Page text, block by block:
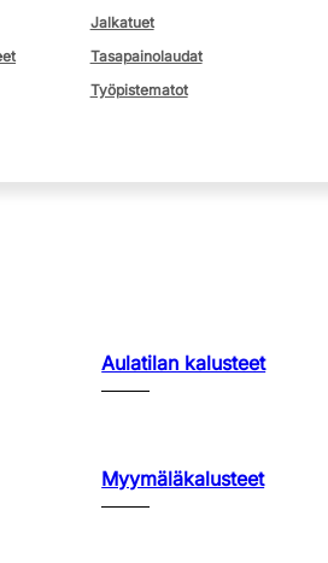
Jalkatuet
Tasapainolaudat
Työpistematot
Aulatilan kalusteet
Myymäläkalusteet